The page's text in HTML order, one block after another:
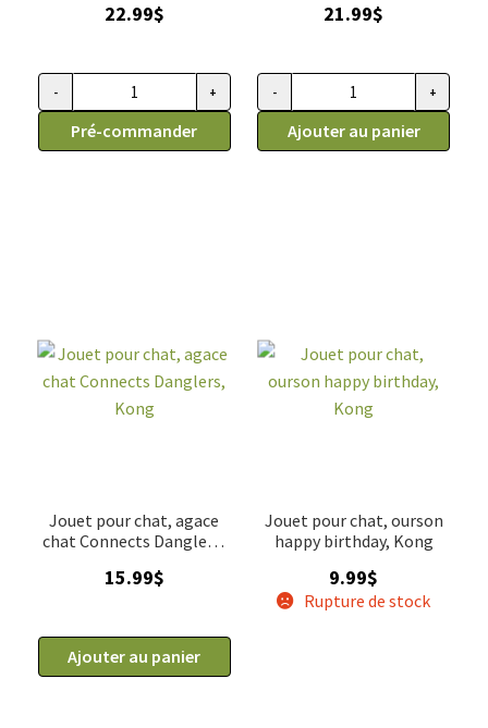
22.99$
quantité de Grattoir pour chats pour une porte, Kong
- +
Pré-commander
21.99$
quantité de Jouet croustillant
- +
Ajouter au panier
Jouet pour chat, agace
chat Connects Danglers,
15.99$
Ajouter au panier
Jouet pour chat, ourson
happy birthday, Kong
9.99$
Rupture de stock